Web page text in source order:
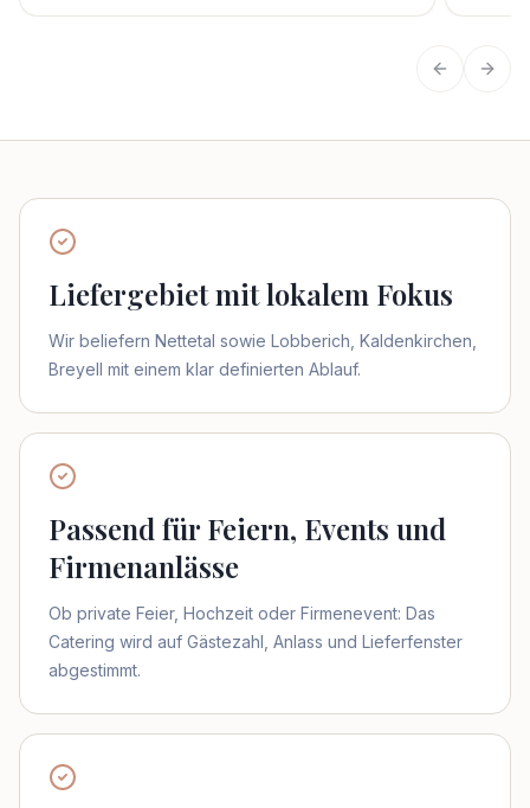
Vorherige
Liefergebiet mit lokalem Fokus
Wir beliefern Nettetal sowie Lobberich, Kaldenkirchen,
Breyell mit einem klar definierten Ablauf.
Passend für Feiern, Events und
Firmenanlässe
Ob private Feier, Hochzeit oder Firmenevent: Das
Catering wird auf Gästezahl, Anlass und Lieferfenster
abgestimmt.